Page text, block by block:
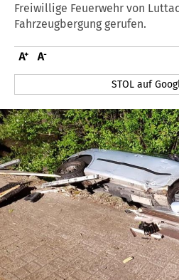
Freiwillige Feuerwehr von
Fahrzeugbergung gerufen.
STOL auf